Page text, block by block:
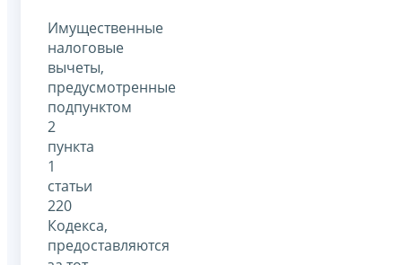
Имущественные
налоговые
вычеты,
предусмотренные
подпунктом
2
пункта
1
статьи
220
Кодекса,
предоставляются